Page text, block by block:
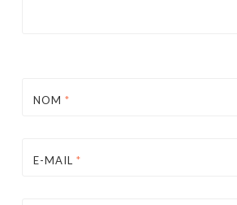
NOM *
E-MAIL *